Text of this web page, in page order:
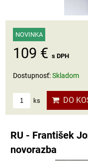
NOVINKA
109 € s DPH
Dostupnosť:Skladom
ks DO
RU - František
novorazba